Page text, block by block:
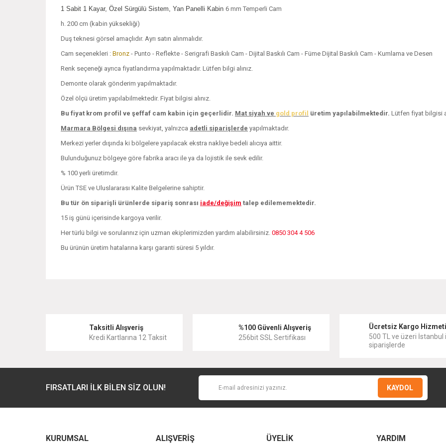
1 Sabit 1 Kayar, Özel Sürgülü Sistem, Yan Panelli Kabin 6 mm Temperli Cam
h. 200 cm (kabin yüksekliği)
Duş teknesi görsel amaçlıdır. Ayrı satın alınmalıdır.
Cam seçenekleri : Bronz - Punto - Reflekte - Serigrafi Baskılı Cam - Dijital Baskılı Cam - Füme Dijital Baskılı Cam - Kumlama ve Desen
Renk seçeneği ayrıca fiyatlandırma yapılmaktadır. Lütfen bilgi alınız.
Demonte olarak gönderim yapılmaktadır.
Özel ölçü üretim yapılabilmektedir. Fiyat bilgisi alınız.
Bu fiyat krom profil ve şeffaf cam kabin için geçerlidir. Mat siyah ve gold profil üretim yapılabilmektedir. Lütfen fiyat bilgisi
Marmara Bölgesi dışına sevkiyat, yalnızca adetli siparişlerde yapılmaktadır.
Merkezi yerler dışında ki bölgelere yapılacak ekstra nakliye bedeli alıcıya aittir.
Bulunduğunuz bölgeye göre fabrika aracı ile ya da lojistik ile sevk edilir.
% 100 yerli üretimdir.
Ürün TSE ve Uluslararası Kalite Belgelerine sahiptir.
Bu tür ön siparişli ürünlerde sipariş sonrası iade/değişim talep edilememektedir.
15 iş günü içerisinde kargoya verilir.
Her türlü bilgi ve sorularınız için uzman ekiplerimizden yardım alabilirsiniz. 0850 304 4 506
Bu ürünün üretim hatalarına karşı garanti süresi 5 yıldır.
Ürün resmi kalitesiz, bozuk veya görüntülenemiyor.
Ürün fiyatı diğer sitelerden daha pahalı.
Taksitli Alışveriş
Kredi Kartlarına 12 Taksit
%100 Güvenli Alışveriş
256bit SSL Sertifikası
Ücretsiz Kargo Hizmeti
500 TL ve üzeri İstanbul
siparişlerde
FIRSATLARI İLK BİLEN SİZ OLUN! KAYDOL
KURUMSAL ALIŞVERİŞ ÜYELİK YARDIM